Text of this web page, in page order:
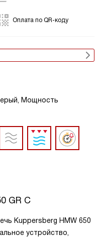
Оплата по QR-коду
Мощность
GR C
Kuppersberg HMW 650
устройство,